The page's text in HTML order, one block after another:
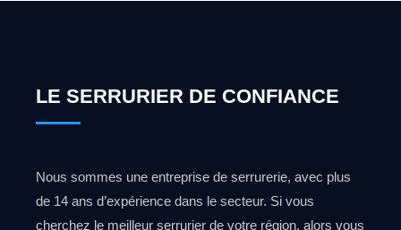
LE SERRURIER DE CONFIANCE
Nous sommes une entreprise de serrurerie, avec plus
de 14 ans d’expérience dans le secteur. Si vous
cherchez le meilleur serrurier de votre région, alors vous